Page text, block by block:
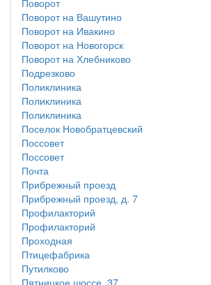
Поворот
Поворот на Вашутино
Поворот на Ивакино
Поворот на Новогорск
Поворот на Хлебниково
Подрезково
Поликлиника
Поликлиника
Поликлиника
Поселок Новобратцевский
Поссовет
Поссовет
Почта
Прибрежный проезд
Прибрежный проезд, д. 7
Профилакторий
Профилакторий
Проходная
Птицефабрика
Путилково
Пятницкое шоссе, 37